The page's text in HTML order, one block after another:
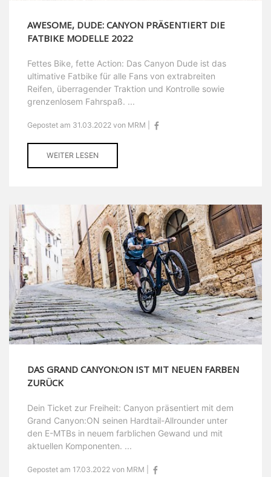
AWESOME, DUDE: CANYON PRÄSENTIERT DIE
FATBIKE MODELLE 2022
Fettes Bike, fette Action: Das Canyon Dude ist das
ultimative Fatbike für alle Fans von extrabreiten
Reifen, überragender Traktion und Kontrolle sowie
grenzenlosem Fahrspaß. ...
Gepostet am 31.03.2022 von MRM |
WEITER LESEN
DAS GRAND CANYON:ON IST MIT NEUEN FARBEN
ZURÜCK
Dein Ticket zur Freiheit: Canyon präsentiert mit dem
Grand Canyon:ON seinen Hardtail-Allrounder unter
den E-MTBs in neuem farblichen Gewand und mit
aktuellen Komponenten. ...
Gepostet am 17.03.2022 von MRM |